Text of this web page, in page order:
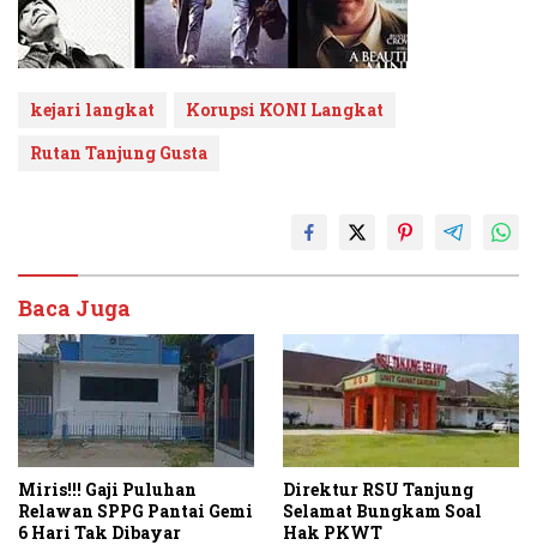
kejari langkat
Korupsi KONI Langkat
Rutan Tanjung Gusta
Baca Juga
Miris!!! Gaji Puluhan
Relawan SPPG Pantai Gemi
6 Hari Tak Dibayar
Direktur RSU Tanjung
Selamat Bungkam Soal
Hak PKWT